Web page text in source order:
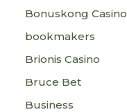
Bonuskong Casino
bookmakers
Brionis Casino
Bruce Bet
Business